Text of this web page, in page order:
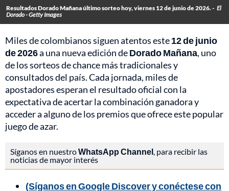
Resultados Dorado Mañana último sorteo hoy, viernes 12 de junio de 2026. - El
Dorado - Getty Images
Miles de colombianos siguen atentos este12 de junio
de 2026a una nueva edición deDorado Mañana, uno
de los sorteos de chance más tradicionales y
consultados del país. Cada jornada, miles de
apostadores esperan el resultado oficial con la
expectativa de acertar la combinación ganadora y
acceder a alguno de los premios que ofrece este popular
juego de azar.
Síganos en nuestroWhatsApp Channel, para recibir las
noticias de mayor interés
(Síganos en Google Discover y conéctese con